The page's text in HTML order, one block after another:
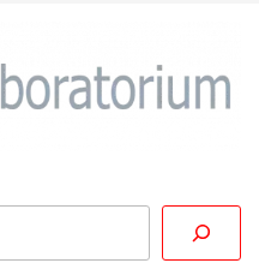
AhliLaboratorium